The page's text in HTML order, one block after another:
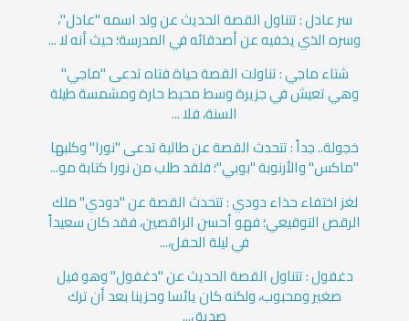
سر عادل : تتناول القصة الحديث عن ولد اسمه "عادل"،
وسره الذي يخفيه عن أصدقائه في المدرسة؛ حيث أنه لا ...
شتاء ماجي : تناولت القصة حياة فتاه تدعى "ماجي"
وهي تعيش في جزيرة وسط محيط حارة ومشمسة طيلة
السنة، فلا ...
خجولة.. جداً : تتحدث القصة عن طالبة تدعى "نورا" وكلبها
"ماكس" والأرنوبة "بوبي"؛ فلقد طلب من نورا كتابة مو...
لغز اختفاء حذاء دودي : تتحدث القصة عن "دودي" ملك
الرقص التوقيعي؛ فهو أحسن الراقصين، فقد كان سعيداً
في ليلة الحفل،...
دغفول : تتناول القصة الحديث عن "دغفول" وهو فيل
صغير ومحبوب، ولكنه كان يائسا وحزينا بعد أن ترك